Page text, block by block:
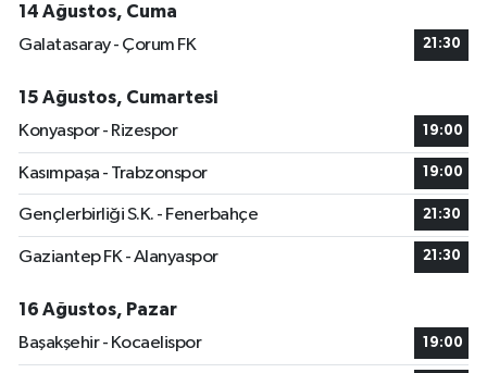
14 Ağustos, Cuma
Galatasaray - Çorum FK
21:30
15 Ağustos, Cumartesi
Konyaspor - Rizespor
19:00
Kasımpaşa - Trabzonspor 19:00
Gençlerbirliği S.K. - Fenerbahçe 21:30
Gaziantep FK - Alanyaspor 21:30
16 Ağustos, Pazar
Başakşehir - Kocaelispor
19:00